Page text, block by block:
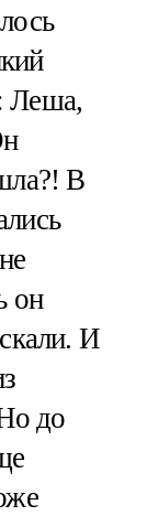
Леша,
В
он
И
до